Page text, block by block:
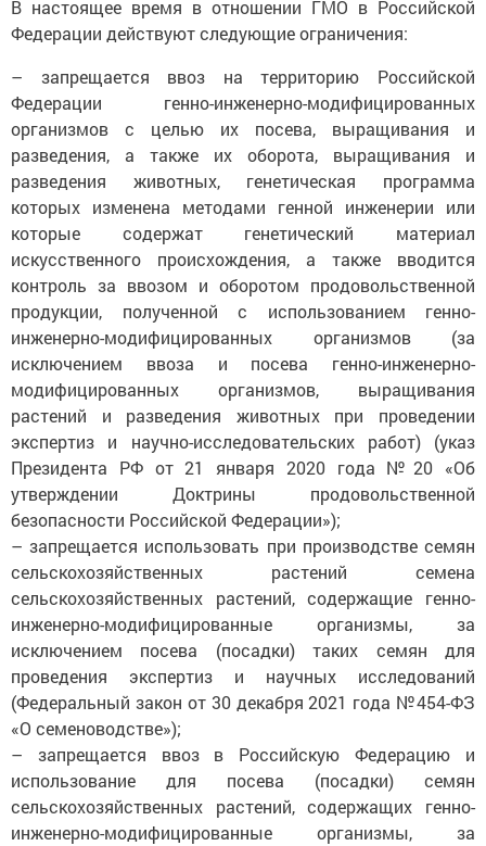
В настоящее время в отношении ГМО в Российской
Федерации действуют следующие ограничения:
– запрещается ввоз на территорию Российской
Федерации генно-инженерно-модифицированных
организмов с целью их посева, выращивания и
разведения, а также их оборота, выращивания и
разведения животных, генетическая программа
которых изменена методами генной инженерии или
которые содержат генетический материал
искусственного происхождения, а также вводится
контроль за ввозом и оборотом продовольственной
продукции, полученной с использованием генно-
инженерно-модифицированных организмов (за
исключением ввоза и посева генно-инженерно-
модифицированных организмов, выращивания
растений и разведения животных при проведении
экспертиз и научно-исследовательских работ) (указ
Президента РФ от 21 января 2020 года №20 «Об
утверждении Доктрины продовольственной
безопасности Российской Федерации»);
– запрещается использовать при производстве семян
сельскохозяйственных растений семена
сельскохозяйственных растений, содержащие генно-
инженерно-модифицированные организмы, за
исключением посева (посадки) таких семян для
проведения экспертиз и научных исследований
(Федеральный закон от 30 декабря 2021 года №454-ФЗ
«О семеноводстве»);
– запрещается ввоз в Российскую Федерацию и
использование для посева (посадки) семян
сельскохозяйственных растений, содержащих генно-
инженерно-модифицированные организмы, за